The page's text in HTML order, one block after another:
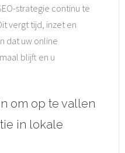
strategie continu te
vergt tijd, inzet en
dat uw online
blijft en u
om op te vallen
in lokale